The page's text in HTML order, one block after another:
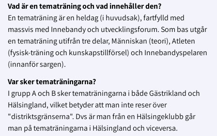
Vad är en tematräning och vad innehåller den?
En tematräning är en heldag (i huvudsak), fartfylld med
massvis med Innebandy och utvecklingsforum. Som bas utgår
en tematräning utifrån tre delar, Människan (teori), Atleten
(fysisk-träning och kunskapstillförsel) och Innebandyspelaren
(innanför sargen).
Var sker tematräningarna?
I grupp A och B sker tematräningarna i både Gästrikland och
Hälsingland, vilket betyder att man inte reser över
"distriktsgränserna". Dvs är man från en Hälsingeklubb går
man på tematräningarna i Hälsingland och viceversa.